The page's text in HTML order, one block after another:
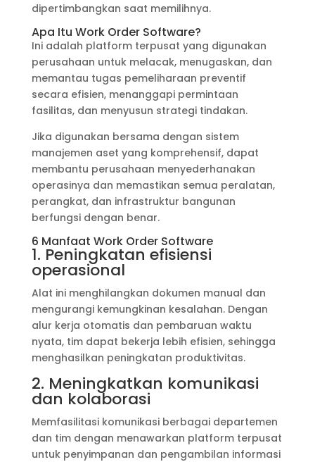
dipertimbangkan saat memilihnya.
Apa Itu Work Order Software?
Ini adalah platform terpusat yang digunakan
perusahaan untuk melacak, menugaskan, dan
memantau tugas pemeliharaan preventif
secara efisien, menanggapi permintaan
fasilitas, dan menyusun strategi tindakan.
Jika digunakan bersama dengan sistem
manajemen aset yang komprehensif, dapat
membantu perusahaan menyederhanakan
operasinya dan memastikan semua peralatan,
perangkat, dan infrastruktur bangunan
berfungsi dengan benar.
6 Manfaat Work Order Software
1. Peningkatan efisiensi
operasional
Alat ini menghilangkan dokumen manual dan
mengurangi kemungkinan kesalahan. Dengan
alur kerja otomatis dan pembaruan waktu
nyata, tim dapat bekerja lebih efisien, sehingga
menghasilkan peningkatan produktivitas.
2. Meningkatkan komunikasi
dan kolaborasi
Memfasilitasi komunikasi berbagai departemen
dan tim dengan menawarkan platform terpusat
untuk penyimpanan dan pengambilan informasi